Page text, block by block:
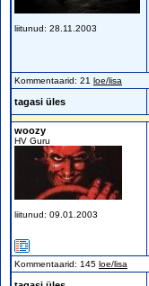
liitunud: 28.11.2003
Kommentaarid: 21 loe/lisa
tagasi üles
woozy
HV Guru
liitunud: 09.01.2003
Kommentaarid: 145 loe/lisa